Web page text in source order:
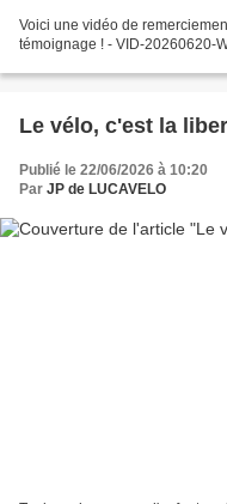
Voici une vidéo de
témoignage ! - VID-20260620-
Le vélo, c'est la
Publié le 22/06/2026 à 10:20
Par JP de LUCAVELO